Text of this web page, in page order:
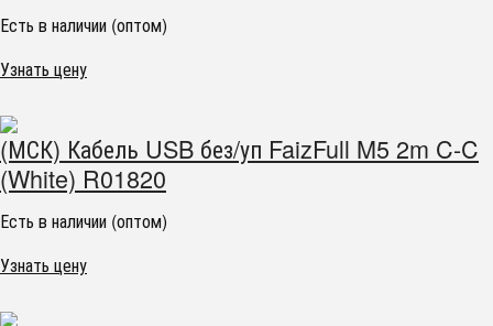
Есть в наличии (оптом)
Узнать цену
(МСК) Кабель USB без/уп FaizFull M5 2m C-C
(White) R01820
Есть в наличии (оптом)
Узнать цену